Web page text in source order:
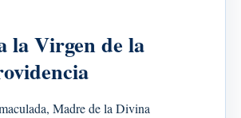
la Virgen de la
Madre de la Divina